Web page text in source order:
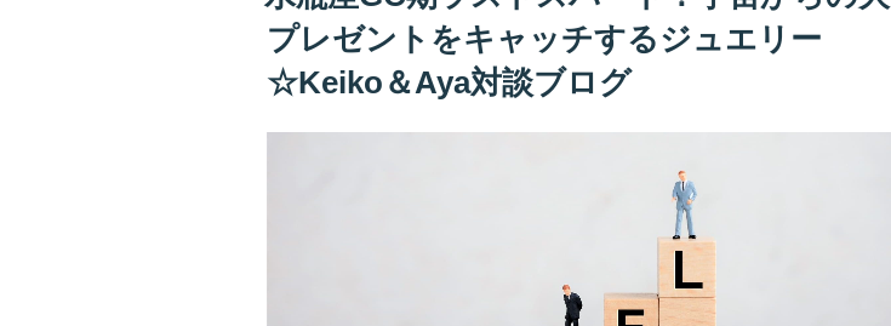
間
の
エ
プレゼントをキャッチするジュエリー
☆Keiko＆Aya対談ブログ